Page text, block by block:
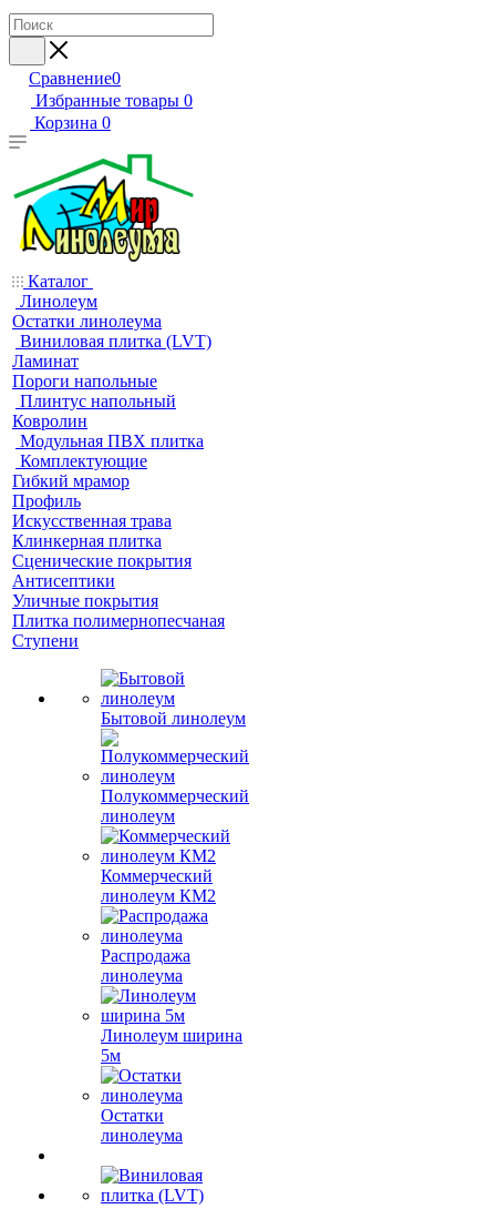
Сравнение0
Избранные товары 0
Корзина 0
Каталог
Линолеум
Остатки линолеума
Виниловая плитка (LVT)
Ламинат
Пороги напольные
Плинтус напольный
Ковролин
Модульная ПВХ плитка
Комплектующие
Гибкий мрамор
Профиль
Искусственная трава
Клинкерная плитка
Сценические покрытия
Антисептики
Уличные покрытия
Плитка полимернопесчаная
Ступени
Бытовой линолеум
Полукоммерческий
линолеум
Коммерческий
линолеум КМ2
Распродажа
линолеума
Линолеум ширина
5м
Остатки
линолеума